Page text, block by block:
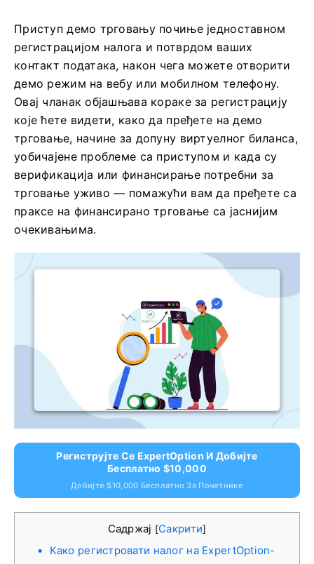
Приступ демо трговању почиње једноставном
регистрацијом налога и потврдом ваших
контакт података, након чега можете отворити
демо режим на вебу или мобилном телефону.
Овај чланак објашњава кораке за регистрацију
које ћете видети, како да пређете на демо
трговање, начине за допуну виртуелног биланса,
уобичајене проблеме са приступом и када су
верификација или финансирање потребни за
трговање уживо — помажући вам да пређете са
праксе на финансирано трговање са јаснијим
очекивањима.
Региструјте Се ExpertOption И Добијте
Бесплатно $10,000
Добијте $10,000 Бесплатно За Почетнике
Садржај [Сакрити]
Како регистровати налог на ExpertOption-